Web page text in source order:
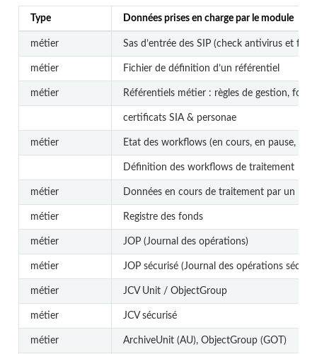
Type Données prises en charge par le module
métier Sas d’entrée des SIP (check antivirus et
métier Fichier de définition d’un référentiel
métier Référentiels métier : règles de gestion,
certificats SIA & personae
métier Etat des workflows (en cours, en pause,
Définition des workflows de traitement
métier Données en cours de traitement par un
métier Registre des fonds
métier JOP (Journal des opérations)
métier JOP sécurisé (Journal des opérations
métier JCV Unit / ObjectGroup
métier JCV sécurisé
métier ArchiveUnit (AU), ObjectGroup (GOT)